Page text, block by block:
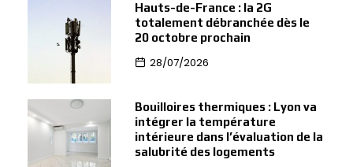
Hauts-de-France : la 2G
totalement débranchée dès le
20 octobre prochain
28/07/2026
Bouilloires thermiques : Lyon va
intégrer la température
intérieure dans l’évaluation de la
salubrité des logements